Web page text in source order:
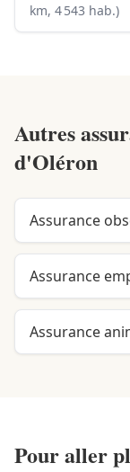
km, 4 543 hab.)
Autres
d'Oléron
Assurance
Assurance
Assurance
Pour aller